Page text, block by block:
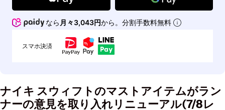
なら 月々3,043円から。分割手数料無料
スマホ決済
ナイキ スウィフトのマストアイテムがラン
ナーの意見を取り入れリニューアル(7/8レ